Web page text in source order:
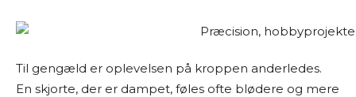
Til gengæld er oplevelsen på kroppen anderledes.
En skjorte, der er dampet, føles ofte blødere og mere